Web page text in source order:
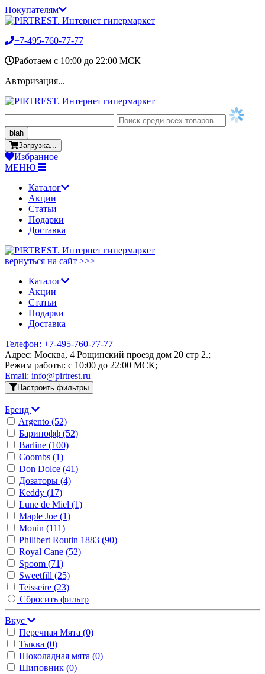
Покупателям
+7-495-760-77-77
Работаем c 10:00 до 22:00 МСК
Авторизация...
blah
Загрузка...
Избранное
МЕНЮ
Каталог
Акции
Статьи
Подарки
Доставка
вернуться на сайт >>>
Каталог
Акции
Статьи
Подарки
Доставка
Телефон: +7-495-760-77-77
Адрес: Москва, 4 Рощинский проезд дом 20 стр 2.;
Режим работы: c 10:00 до 22:00 МСК;
Email: info@pirtrest.ru
Настроить фильтры
Бренд
Argento (52)
Баринофф (52)
Barline (100)
Coombs (1)
Don Dolce (41)
Дозаторы (4)
Keddy (17)
Lune de Miel (1)
Maple Joe (1)
Monin (111)
Philibert Routin 1883 (90)
Royal Cane (52)
Spoom (71)
Sweetfill (25)
Teisseire (23)
Сбросить фильтр
Вкус
Перечная Мята (0)
Тыква (0)
Шоколадная мята (0)
Шиповник (0)